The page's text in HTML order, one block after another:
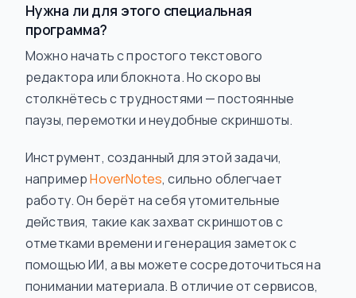
Нужна ли для этого специальная
программа?
Можно начать с простого текстового
редактора или блокнота. Но скоро вы
столкнётесь с трудностями — постоянные
паузы, перемотки и неудобные скриншоты.
Инструмент, созданный для этой задачи,
напримерHoverNotes, сильно облегчает
работу. Он берёт на себя утомительные
действия, такие как захват скриншотов с
отметками времени и генерация заметок с
помощью ИИ, а вы можете сосредоточиться на
понимании материала. В отличие от сервисов,